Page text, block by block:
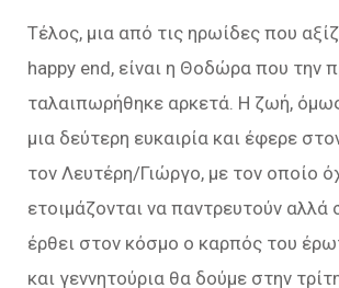
Τέλος, μια από τις ηρωίδες που
happy end, είναι η Θοδώρα που την
ταλαιπωρήθηκε αρκετά. Η ζωή,
μια δεύτερη ευκαιρία και έφερε
τον Λευτέρη/Γιώργο, με τον οποίο
ετοιμάζονται να παντρευτούν αλλά
έρθει στον κόσμο ο καρπός του
και γεννητούρια θα δούμε στην